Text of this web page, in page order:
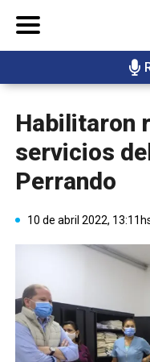
Habilitaron
servicios
Perrando
10 de abril 2022,